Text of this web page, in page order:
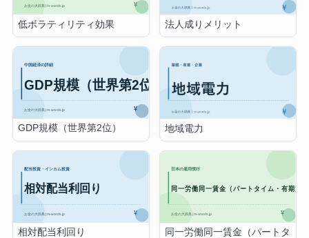
低ボラティリティ効果 法人成りメリット
GDP規模（世界第2位） 地域電力
相対配当利回り
同一労働同一賃金（パートタ